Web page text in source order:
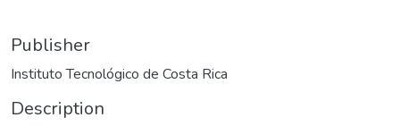
Publisher
Instituto Tecnológico de Costa Rica
Description